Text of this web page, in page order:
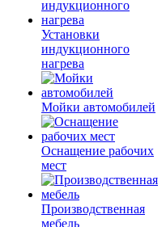
Установки
индукционного
нагрева
Мойки автомобилей
Оснащение рабочих
мест
Производственная
мебель